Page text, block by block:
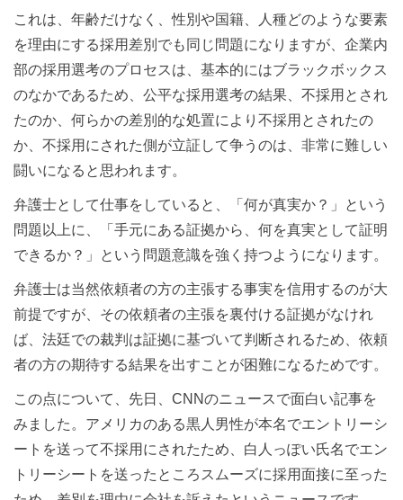
これは、年齢だけなく、性別や国籍、人種どのような要素
を理由にする採用差別でも同じ問題になりますが、企業内
部の採用選考のプロセスは、基本的にはブラックボックス
のなかであるため、公平な採用選考の結果、不採用とされ
たのか、何らかの差別的な処置により不採用とされたの
か、不採用にされた側が立証して争うのは、非常に難しい
闘いになると思われます。
弁護士として仕事をしていると、「何が真実か？」という
問題以上に、「手元にある証拠から、何を真実として証明
できるか？」という問題意識を強く持つようになります。
弁護士は当然依頼者の方の主張する事実を信用するのが大
前提ですが、その依頼者の主張を裏付ける証拠がなけれ
ば、法廷での裁判は証拠に基づいて判断されるため、依頼
者の方の期待する結果を出すことが困難になるためです。
この点について、先日、CNNのニュースで面白い記事を
みました。アメリカのある黒人男性が本名でエントリーシ
ートを送って不採用にされたため、白人っぽい氏名でエン
トリーシートを送ったところスムーズに採用面接に至った